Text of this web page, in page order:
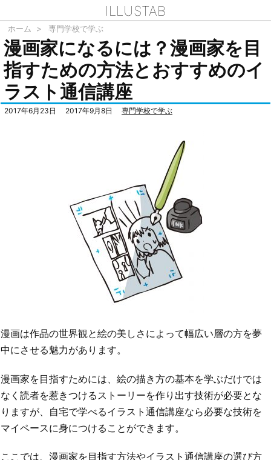
ILLUSTAB
ホーム > 専門学校で学ぶ
漫画家になるには？漫画家を目
指すための方法とおすすめのイ
ラスト通信講座
2017年6月23日 2017年9月8日 専門学校で学ぶ
漫画は作品の世界観と絵の美しさによって幅広い層の方を夢
中にさせる魅力があります。
漫画家を目指すためには、絵の描き方の基本を学ぶだけでは
なく読者を惹きつけるストーリーを作り出す技術が必要とな
りますが、自宅で学べるイラスト通信講座なら必要な技術を
マイペースに身につけることができます。
ここでは、漫画家を目指す方法やイラスト通信講座の選び方